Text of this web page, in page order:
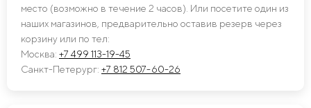
место (возможно в течение 2 часов). Или посетите один из
наших магазинов, предварительно оставив резерв через
корзину или по тел:
Москва: +7 499 113-19-45
Санкт-Петерург: +7 812 507-60-26